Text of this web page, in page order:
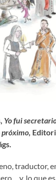
Yo fui
traductor,
y, lo que